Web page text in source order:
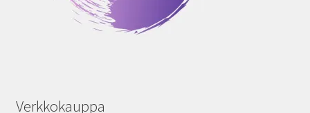
Verkkokauppa